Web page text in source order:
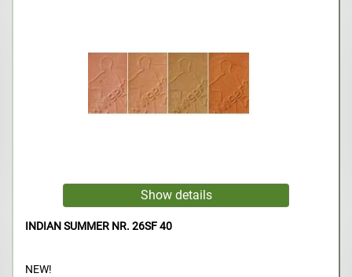
INDIAN SUMMER NR. 26SF 40
NEW!